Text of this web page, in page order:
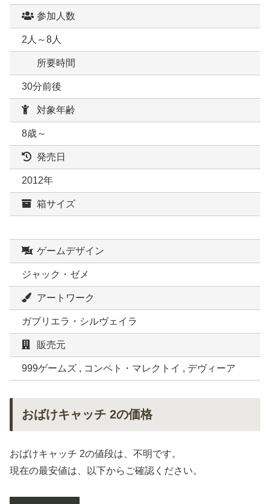
参加人数
2人～8人
所要時間
30分前後
対象年齢
8歳～
発売日
2012年
箱サイズ
ゲームデザイン
ジャック・ゼメ
アートワーク
ガブリエラ・シルヴェイラ
販売元
999ゲームズ , コンペト・マレクトイ , デヴィーア
おばけキャッチ 2の価格
おばけキャッチ 2の値段は、不明です。
現在の最安値は、以下からご確認ください。